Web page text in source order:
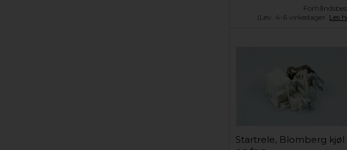
(Lev. 4-6 virkedager. Les
Startrele, Blomberg kjøl